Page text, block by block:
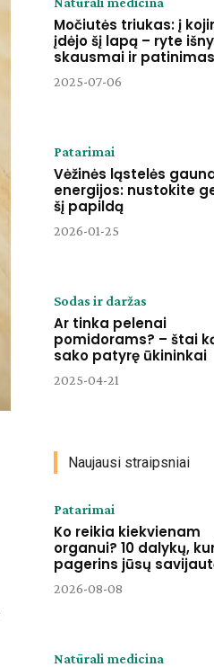
Močiutės triukas: į
įdėjo šį lapą – ryte
skausmai ir patinimas
2025-07-06
Patarimai
Vėžinės ląstelės
energijos: nustokite
šį papildą
2026-01-25
Sodas ir daržas
Ar tinka pelenai
pomidorams? – štai
sako patyrę ūkininkai
2025-04-21
Naujausi straipsniai
Patarimai
Ko reikia kiekvienam
organui? 10 dalykų,
pagerins jūsų
2026-08-08
Natūrali medicina